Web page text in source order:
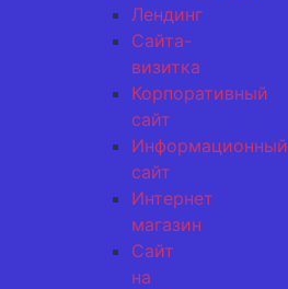
Лендинг
Сайта-
визитка
Корпоративный
сайт
Информационный
сайт
Интернет
магазин
Сайт
на